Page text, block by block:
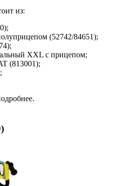
из:
(52742/84651);
XXL с прицепом;
(813001);